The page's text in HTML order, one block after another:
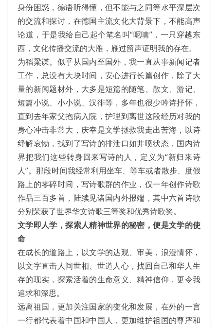
身份困惑，德语听得懂，但不能与之同等水平深层次
的交流和探讨，在德国主流文化大背景下，不能高声
论道，于是我给自己起个笔名叫“呢喃”，一只穿越东
西，文化传播交流的大雁，雁过留声证明我的存在。
为稻粱谋。似乎从国内至国外，我一直从事新闻记者
工作，总没有大块时间，安心进行长篇创作，除了大
量的新闻题材外，大多是短篇的随笔、散文、游记、
短篇小说、小小说、汉徘等，多年也很少吟诗抒怀，
直到去年家父抱病入院，护理到离世这段经历对我的
身心冲击非常大，庆幸是文学拯救我走出苦海，以诗
纾解哀恸，找到了写诗的排泄口如井喷状态，国内诗
界把我们这些转身回来写诗的人，定义为“新归来诗
人”。那段时间我经常利用坐车、等车或者散步、度假
路上的零碎时间，写诗歌群的作业，仅一年创作诗歌
作品三百多首，陆续见诸国内外报端，其中六首诗歌
分别荣获了世界华文诗歌三等奖和优秀诗歌奖。
文学即人学，探索人精神世界的秘密，便是文学的使
命
在成长的道路上，以文学的达观、审美，浪漫情怀，
以文字直击人间世相、世道人心，找回自己和华人生
存的现实，探索活着的生命意义、精神信仰，更令我
追求和深思。
远离祖国，更加关注国家的变化和发展，在外的一言
一行都代表着中国和中国人，更加维护祖国的尊严和